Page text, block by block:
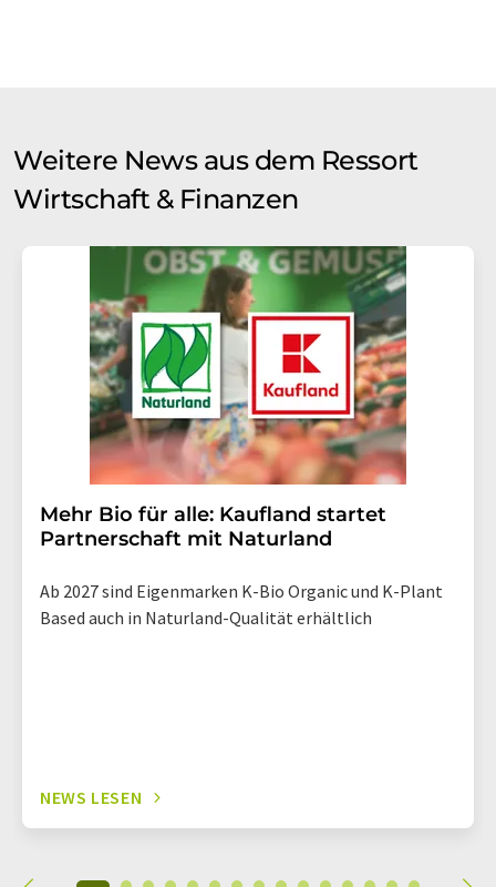
Weitere News aus dem Ressort
Wirtschaft & Finanzen
Mehr Bio für alle: Kaufland startet
Partnerschaft mit Naturland
Ab 2027 sind Eigenmarken K-Bio Organic und K-Plant
Based auch in Naturland-Qualität erhältlich
NEWS LESEN